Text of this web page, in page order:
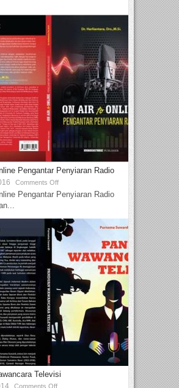
Pengantar Penyiaran Radio
Comments Off
Pengantar Penyiaran Radio
Televisi
Comments Off